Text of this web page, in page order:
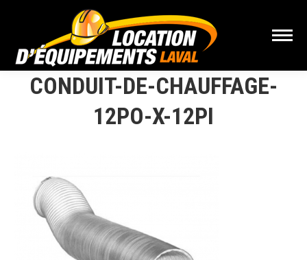
CONDUIT-DE-CHAUFFAGE-
12PO-X-12PI